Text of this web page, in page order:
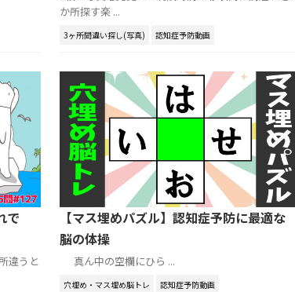
か所探す楽 ...
3ヶ所間違い探し(写真) 認知症予防動画
で
違うと
【マス埋めパズル】認知症予防に最適な
脳の体操
真ん中の空欄にひら ...
穴埋め・マス埋め脳トレ 認知症予防動画